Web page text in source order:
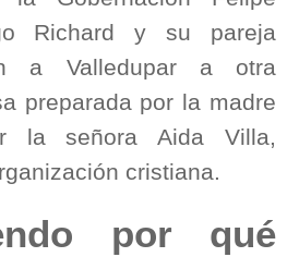
Richard y su pareja
a Valledupar a otra
preparada por la madre
la señora Aida Villa,
cristiana.
por qué